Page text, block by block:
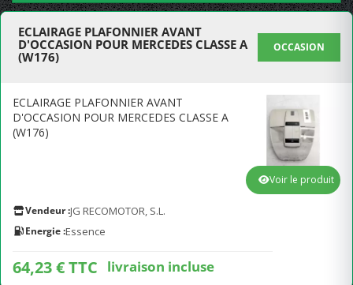
ECLAIRAGE PLAFONNIER AVANT
D'OCCASION POUR MERCEDES CLASSE A
(W176)
OCCASION
ECLAIRAGE PLAFONNIER AVANT
D'OCCASION POUR MERCEDES CLASSE A
(W176)
Vendeur :JG RECOMOTOR, S.L.
Energie :Essence
64,23 € TTC livraison incluse
Voir le produit